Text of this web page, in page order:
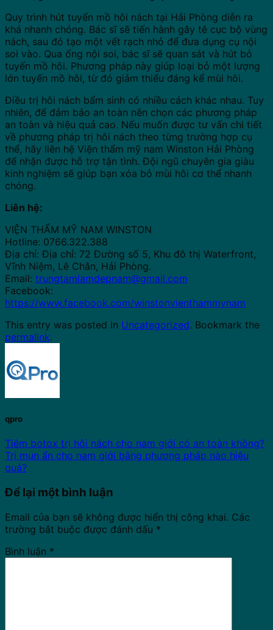
Quy trình hút tuyến mồ hôi nách tại Hải Phòng diễn ra
khá nhanh chóng. Bác sĩ sẽ tiến hành gây tê cục bộ vùng
nách, sau đó tạo một vết rạch nhỏ để đưa dụng cụ nội
soi vào. Qua ống nội soi, bác sĩ sẽ quan sát và hút bỏ
tuyến mồ hôi. Phương pháp này giúp loại bỏ một lượng
lớn tuyến mồ hôi, từ đó giảm thiểu đáng kể mùi hôi.
Điều trị hôi nách bẩm sinh có nhiều cách khác nhau. Tuy
nhiên, để đảm bảo an toàn nên chọn các phương pháp
an toàn và hiệu quả cao. Nếu muốn được tư vấn chi tiết
về phương pháp trị hôi nách theo từng trường hợp cụ
thể, hãy liên hệ Viện thẩm mỹ nam Winston Hải Phòng
để nhận được hỗ trợ tận tình. Đội ngũ chuyên gia giàu
kinh nghiệm sẽ giúp bạn xóa bỏ mùi hôi cơ thể nhanh
chóng.
Liên hệ:
VIỆN THẨM MỸ NAM WINSTON
Hotline: 0766.322.388
Địa chỉ: Địa chỉ: 72 Đường số 5, Khu đô thị Waterfront,
Vĩnh Niệm, Lê Chân, Hải Phòng.
Email: trungtamlamdepnam@gmail.com
Facebook:
https://www.facebook.com/winstonvienthammynam
This entry was posted in Uncategorized. Bookmark the
permalink.
qpro
Tiêm botox trị hôi nách cho nam giới có an toàn không?
Trị mụn ẩn cho nam giới bằng phương pháp nào hiệu
quả?
Để lại một bình luận
Email của bạn sẽ không được hiển thị công khai. Các
trường bắt buộc được đánh dấu *
Bình luận *